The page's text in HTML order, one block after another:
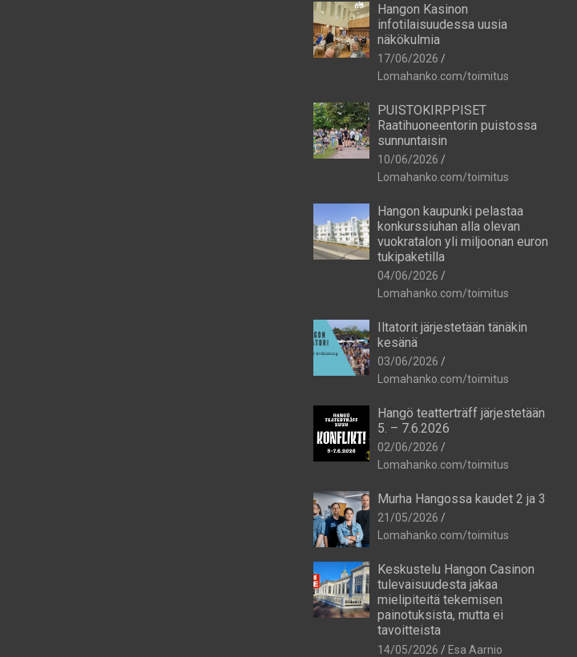
Hangon Kasinon
infotilaisuudessa uusia
näkökulmia
17/06/2026
Lomahanko.com/toimitus
PUISTOKIRPPISET
Raatihuoneentorin puistossa
sunnuntaisin
10/06/2026
Lomahanko.com/toimitus
Hangon kaupunki pelastaa
konkurssiuhan alla olevan
vuokratalon yli miljoonan euron
tukipaketilla
04/06/2026
Lomahanko.com/toimitus
Iltatorit järjestetään tänäkin
kesänä
03/06/2026
Lomahanko.com/toimitus
Hangö teatterträff järjestetään
5. – 7.6.2026
02/06/2026
Lomahanko.com/toimitus
Murha Hangossa kaudet 2 ja 3
21/05/2026
Lomahanko.com/toimitus
Keskustelu Hangon Casinon
tulevaisuudesta jakaa
mielipiteitä tekemisen
painotuksista, mutta ei
tavoitteista
14/05/2026 Esa Aarnio